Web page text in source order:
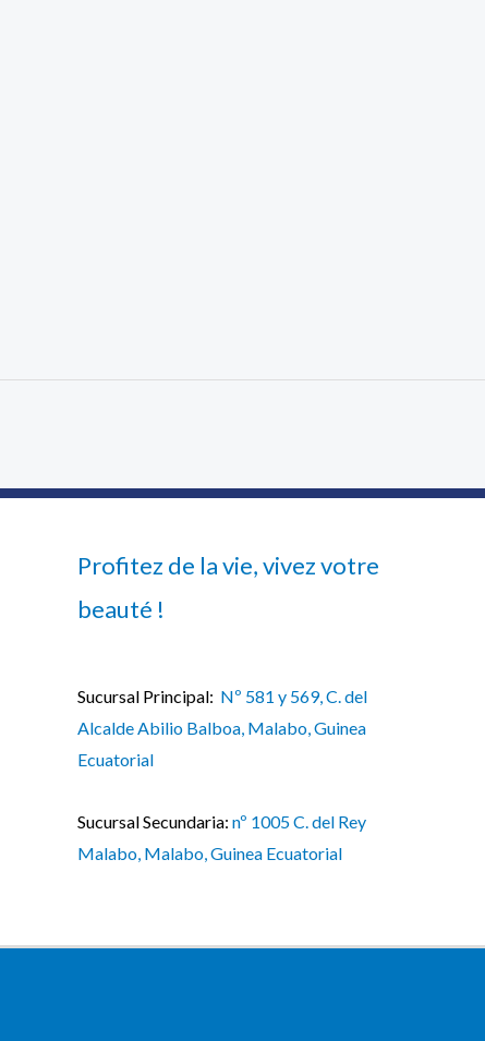
Profitez de la vie, vivez votre
beauté !
Sucursal Principal: Nº 581 y 569, C. del
Alcalde Abilio Balboa, Malabo, Guinea
Ecuatorial
Sucursal Secundaria: nº 1005 C. del Rey
Malabo, Malabo, Guinea Ecuatorial